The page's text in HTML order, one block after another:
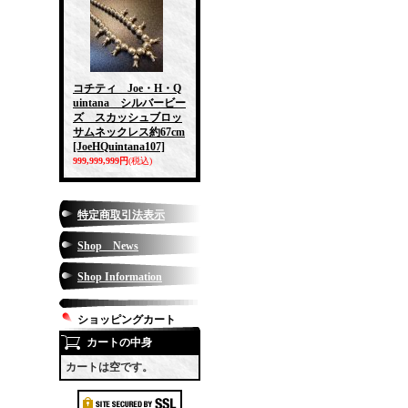
コチティ Joe・H・Q
uintana シルバービー
ズ スカッシュブロッ
サムネックレス約67cm
[JoeHQuintana107]
999,999,999円(税込)
特定商取引法表示
Shop News
Shop Information
ショッピングカート
カートの中身
カートは空です。